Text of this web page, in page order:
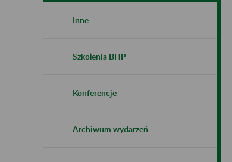
Inne
Szkolenia BHP
Konferencje
Archiwum wydarzeń